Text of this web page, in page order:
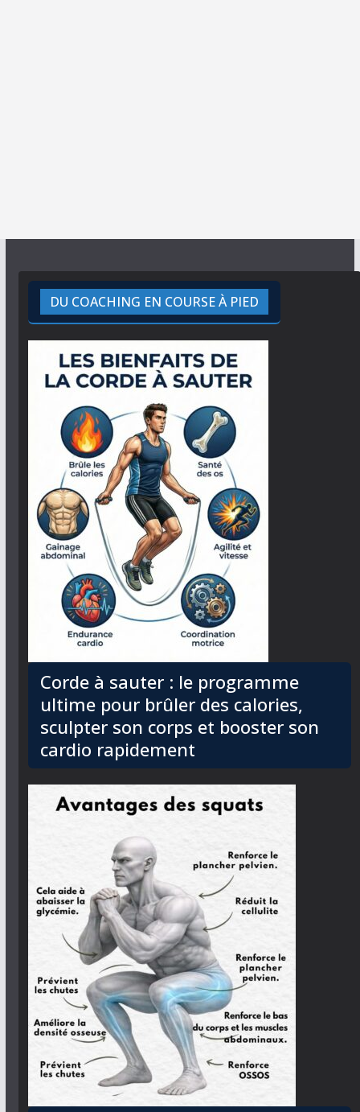
DU COACHING EN COURSE À PIED
Corde à sauter : le programme
ultime pour brûler des calories,
sculpter son corps et booster son
cardio rapidement